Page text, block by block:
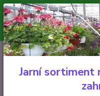
Minimální hodnota
V tuto chvíli již hlavní nápor
nejpozději v následujícím
vyřizujeme v
+420 602 223 614
Jarní sortiment